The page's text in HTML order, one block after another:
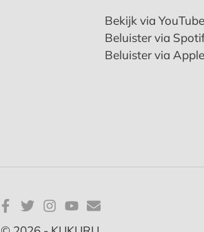
Bekijk via YouTube
Beluister via
Beluister via